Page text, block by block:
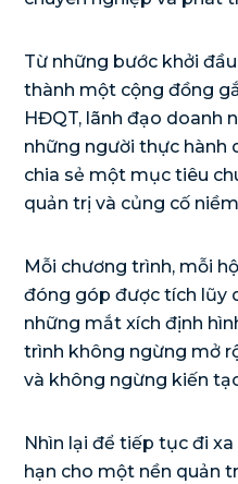
Từ những bước khởi
thành một cộng đồng
HĐQT, lãnh đạo doanh
những người thực hành
chia sẻ một mục tiêu
quản trị và củng cố
Mỗi chương trình, mỗi
đóng góp được tích lũy
những mắt xích định
trình không ngừng mở
và không ngừng kiến
Nhìn lại để tiếp tục đi
hạn cho một nền quản